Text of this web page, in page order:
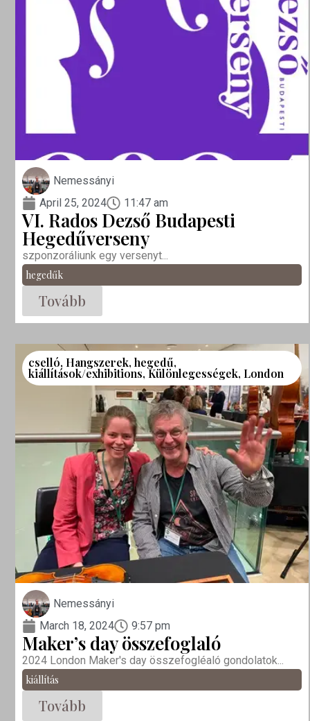
Nemessányi
April 25, 2024
11:47 am
VI. Rados Dezső Budapesti
Hegedűverseny
szponzoráliunk egy versenyt...
hegedűk
Tovább
cselló, Hangszerek,hegedű,
kiállítások/exhibitions,Különlegességek, London
Nemessányi
March 18, 2024
9:57 pm
Maker’s day összefoglaló
2024 London Maker's day összefogléaló gondolatok...
kiállítás
Tovább